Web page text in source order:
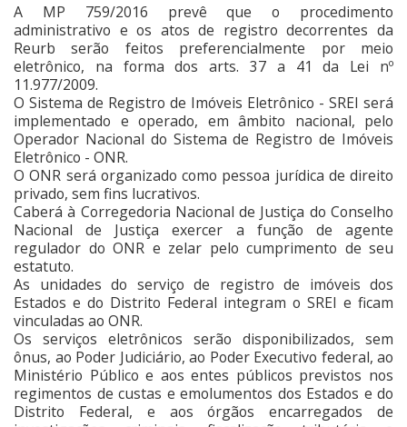
A MP 759/2016 prevê que o procedimento
administrativo e os atos de registro decorrentes da
Reurb serão feitos preferencialmente por meio
eletrônico, na forma dos arts. 37 a 41 da Lei nº
11.977/2009.
O Sistema de Registro de Imóveis Eletrônico - SREI será
implementado e operado, em âmbito nacional, pelo
Operador Nacional do Sistema de Registro de Imóveis
Eletrônico - ONR.
O ONR será organizado como pessoa jurídica de direito
privado, sem fins lucrativos.
Caberá à Corregedoria Nacional de Justiça do Conselho
Nacional de Justiça exercer a função de agente
regulador do ONR e zelar pelo cumprimento de seu
estatuto.
As unidades do serviço de registro de imóveis dos
Estados e do Distrito Federal integram o SREI e ficam
vinculadas ao ONR.
Os serviços eletrônicos serão disponibilizados, sem
ônus, ao Poder Judiciário, ao Poder Executivo federal, ao
Ministério Público e aos entes públicos previstos nos
regimentos de custas e emolumentos dos Estados e do
Distrito Federal, e aos órgãos encarregados de